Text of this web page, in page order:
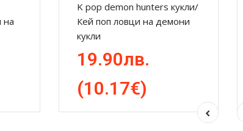
на
K pop demon hunters кукли/
Кей поп ловци на демони
кукли
19.90лв.
(10.17€)